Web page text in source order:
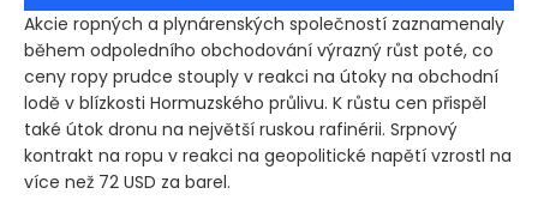
Akcie ropných a plynárenských společností zaznamenaly
během odpoledního obchodování výrazný růst poté, co
ceny ropy prudce stouply v reakci na útoky na obchodní
lodě v blízkosti Hormuzského průlivu. K růstu cen přispěl
také útok dronu na největší ruskou rafinérii. Srpnový
kontrakt na ropu v reakci na geopolitické napětí vzrostl na
více než 72 USD za barel.